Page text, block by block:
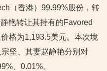
（香港）99.99%股份，转
艳转让其持有的Favored
格为1,193.5美元。本次境
坚、其妻赵静艳分别对
、0.01%。